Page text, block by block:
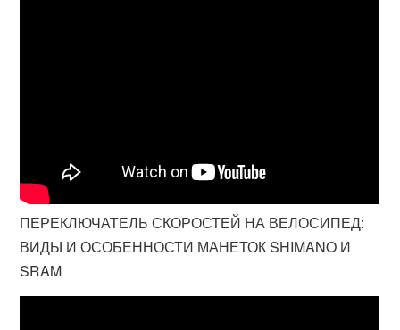
ПЕРЕКЛЮЧАТЕЛЬ СКОРОСТЕЙ НА ВЕЛОСИПЕД:
ВИДЫ И ОСОБЕННОСТИ МАНЕТОК SHIMANO И
SRAM